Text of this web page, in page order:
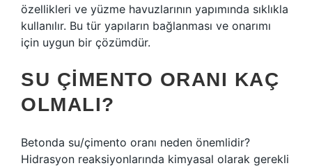
özellikleri ve yüzme havuzlarının yapımında sıklıkla
kullanılır. Bu tür yapıların bağlanması ve onarımı
için uygun bir çözümdür.
SU ÇIMENTO ORANI KAÇ
OLMALI?
Betonda su/çimento oranı neden önemlidir?
Hidrasyon reaksiyonlarında kimyasal olarak gerekli